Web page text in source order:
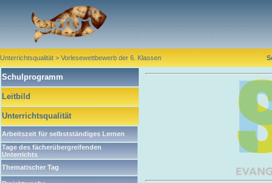
Unterrichtsqualität > Vorlesewettbewerb der 6. Klassen
Schulprogramm
Leitbild
Unterrichtsqualität
Arbeitszeit für selbstständiges Lernen
Tage des fächerübergreifenden
Unterrichts
Thematischer Tag